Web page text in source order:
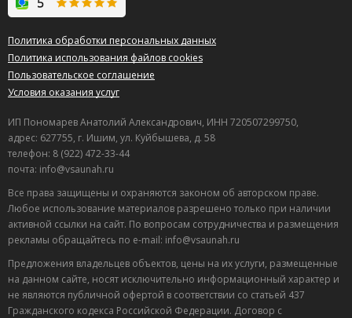
Политика обработки персональных данных
Политика использования файлов cookies
Пользовательское соглашение
Условия оказания услуг
ИП Пономарев Анатолий Александрович, ИНН 720507299750,
адрес: 627755, г. Ишим, ул. Куйбышева, д. 58
телефон: 8 (922) 472-33-44
почта: info@vsaunah.ru
Все права защищены и охраняются законом об авторском праве.
Любое использование материалов разрешено только при наличии
активной ссылки на сайт. По вопросам сотрудничества и размещения
рекламы обращайтесь по e-mail: info@vsaunah.ru
Предложения владельцев объектов, цены на их услуги, размещенные
на данном сайте, носят исключительно информационный характер и
не являются публичной офертой в соответствии со статьей 437
Гражданского кодекса Российской Федерации. Договор с